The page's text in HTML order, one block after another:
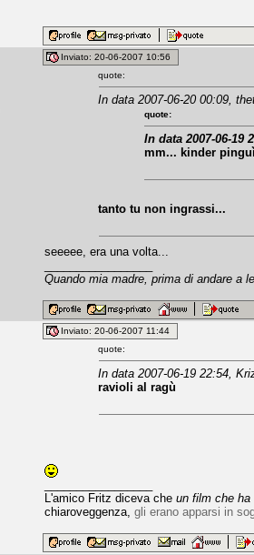
Inviato: 20-06-2007 10:56
quote:
In data 2007-06-20 00:09,
quote:
In data 2007-06-19
mm... kinder
tanto tu non ingrassi...
seeeee, era una volta...
Quando mia madre, prima di andare a
Inviato: 20-06-2007 11:44
quote:
In data 2007-06-19 22:54,
ravioli al ragù
L'amico Fritz diceva che un film che ha
chiaroveggenza, gli erano apparsi in